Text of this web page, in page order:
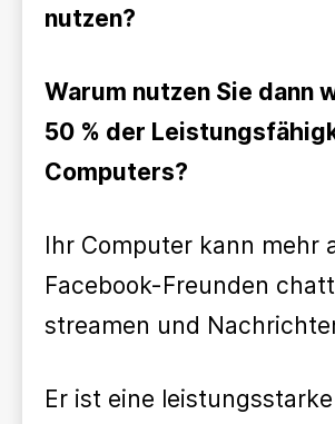
nutzen?
Warum nutzen Sie dann
50 % der
Computers?
Ihr Computer kann mehr
Facebook-Freunden
streamen und
Er ist eine